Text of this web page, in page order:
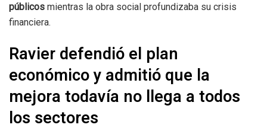
públicos mientras la obra social profundizaba su crisis
financiera.
Ravier defendió el plan
económico y admitió que la
mejora todavía no llega a todos
los sectores